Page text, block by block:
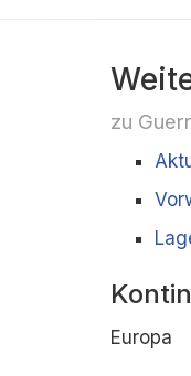
zu
Europa